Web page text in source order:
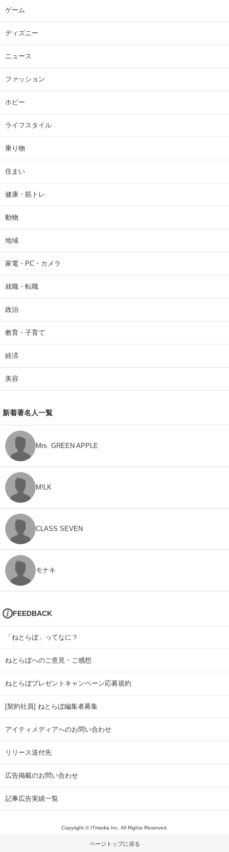
ゲーム
ディズニー
ニュース
ファッション
ホビー
ライフスタイル
乗り物
住まい
健康・筋トレ
動物
地域
家電・PC・カメラ
就職・転職
政治
教育・子育て
経済
美容
新着著名人一覧
Mrs. GREEN APPLE
M!LK
CLASS SEVEN
モナキ
FEEDBACK
「ねとらぼ」ってなに？
ねとらぼへのご意見・ご感想
ねとらぼプレゼントキャンペーン応募規約
[契約社員] ねとらぼ編集者募集
アイティメディアへのお問い合わせ
リリース送付先
広告掲載のお問い合わせ
記事広告実績一覧
Copyright © ITmedia Inc. All Rights Reserved.
ページトップに戻る